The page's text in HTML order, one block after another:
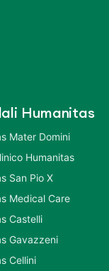
Humanitas
Mater Domini
Humanitas
San Pio X
Medical Care
Castelli
Gavazzeni
Cellini